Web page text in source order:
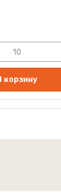
корзину